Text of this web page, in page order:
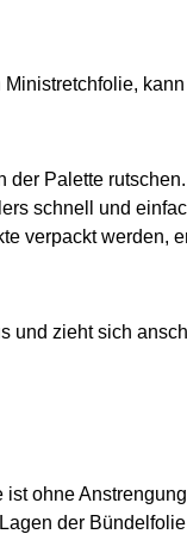
Palette
schnell und
verpackt werden,
und zieht sich
ohne
der